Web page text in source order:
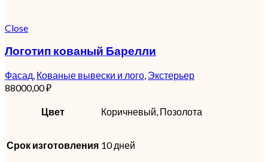
Close
Логотип кованый Барелли
Фасад, Кованые вывески и лого, Экстерьер
88000,00₽
Цвет Коричневый, Позолота
Срок изготовления 10 дней